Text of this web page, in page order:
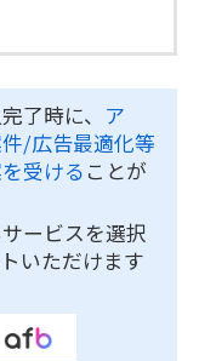
了時に、 ア
/広告最適化等
受ける ことが
ービスを選択
いただけます